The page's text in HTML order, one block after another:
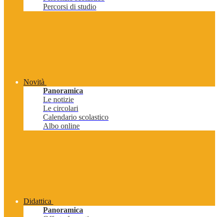
Percorsi di studio
Novità
Panoramica
Le notizie
Le circolari
Calendario scolastico
Albo online
Didattica
Panoramica